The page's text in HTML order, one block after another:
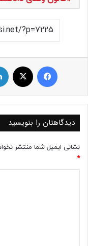
فیسبوک
دیدگاهتان را بنویسید
نشانی ایمیل شما منتشر
*